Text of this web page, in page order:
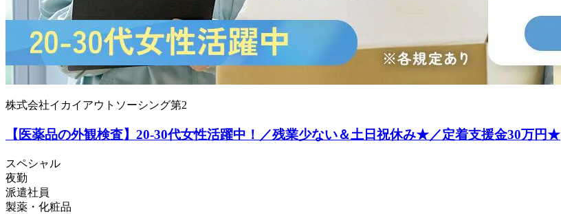
株式会社イカイアウトソーシング第2
【医薬品の外観検査】20-30代女性活躍中！／残業少ない＆土日祝休み★／定着支援金30万円★
スペシャル
夜勤
派遣社員
製薬・化粧品